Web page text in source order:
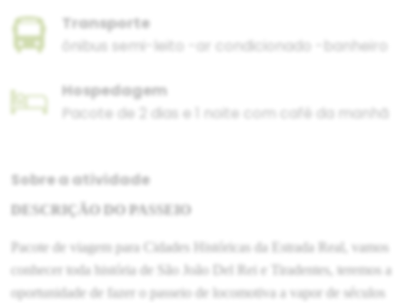
Transporte
ônibus semi-leito -ar condicionado -banheiro
Hospedagem
Pacote de 2 dias e 1 noite com café da manhã
Sobre a atividade
DESCRIÇÃO DO PASSEIO
Pacote de viagem para Cidades Históricas da Estrada Real, vamos
conhecer toda história de São João Del Rei e Tiradentes, teremos a
oportunidade de fazer o passeio de locomotiva a vapor de séculos